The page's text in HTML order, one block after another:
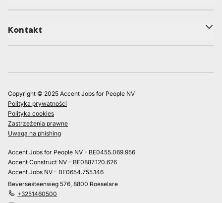
Kontakt
Copyright © 2025 Accent Jobs for People NV
Polityka prywatności
Polityka cookies
Zastrzeżenia prawne
Uwaga na phishing
Accent Jobs for People NV - BE0455.069.956
Accent Construct NV - BE0887.120.626
Accent Jobs NV - BE0654.755.146
Beversesteenweg 576, 8800 Roeselare
+3251460500